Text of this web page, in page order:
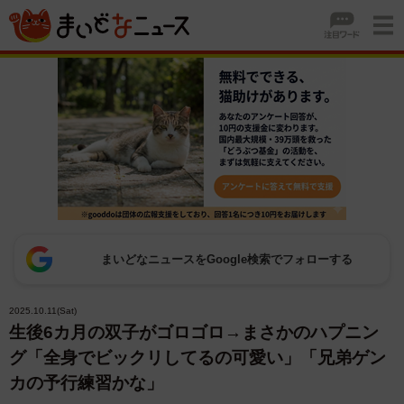
まいどなニュースをGoogle検索でフォローする
2025.10.11(Sat)
生後6カ月の双子がゴロゴロ→まさかのハプニン
グ「全身でビックリしてるの可愛い」「兄弟ゲン
カの予行練習かな」